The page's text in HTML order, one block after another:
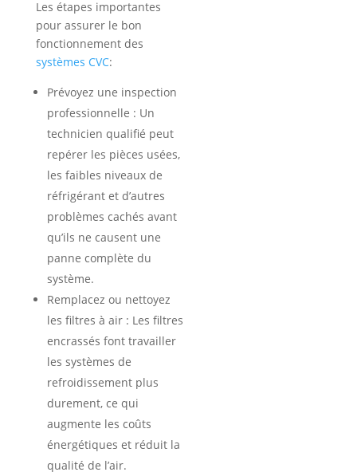
Les étapes importantes
pour assurer le bon
fonctionnement des
systèmes CVC:
Prévoyez une inspection
professionnelle : Un
technicien qualifié peut
repérer les pièces usées,
les faibles niveaux de
réfrigérant et d’autres
problèmes cachés avant
qu’ils ne causent une
panne complète du
système.
Remplacez ou nettoyez
les filtres à air : Les filtres
encrassés font travailler
les systèmes de
refroidissement plus
durement, ce qui
augmente les coûts
énergétiques et réduit la
qualité de l’air.